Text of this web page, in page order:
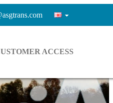
ACCESS